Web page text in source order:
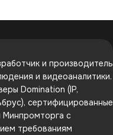
и производитель
и видеоаналитики.
Domination (IP,
сертифицированные
Минпромторга с
требованиям